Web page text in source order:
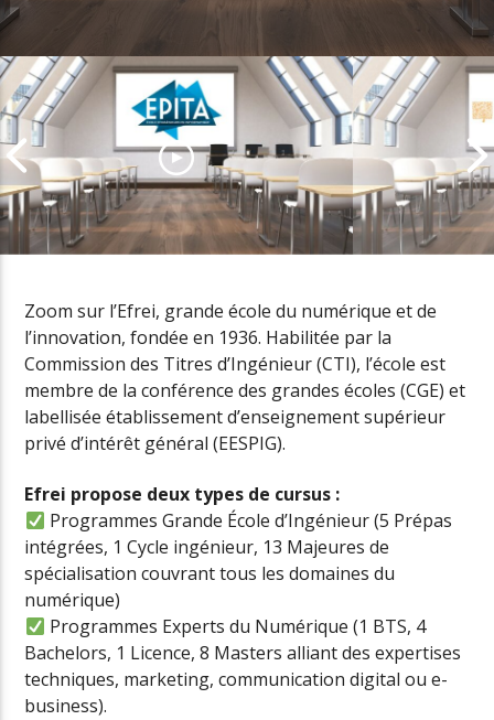
EPITA, l’école d’Ingénieurs
amplificatrice de talents
numériques
Prenez le
carrière
Zoom sur l’Efrei, grande école du numérique et de
l’innovation, fondée en 1936. Habilitée par la
Commission des Titres d’Ingénieur (CTI), l’école est
membre de la conférence des grandes écoles (CGE) et
labellisée établissement d’enseignement supérieur
privé d’intérêt général (EESPIG).
Efrei propose deux types de cursus :
Programmes Grande École d’Ingénieur (5 Prépas
intégrées, 1 Cycle ingénieur, 13 Majeures de
spécialisation couvrant tous les domaines du
numérique)
Programmes Experts du Numérique (1 BTS, 4
Bachelors, 1 Licence, 8 Masters alliant des expertises
techniques, marketing, communication digital ou e-
business).